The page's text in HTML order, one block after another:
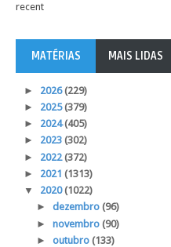
recent
MATÉRIAS MAIS LIDAS
► 2026(229)
► 2025(379)
► 2024(405)
► 2023 (302)
► 2022(372)
► 2021 (1313)
▼ 2020(1022)
► dezembro (96)
► novembro (90)
► outubro (133)